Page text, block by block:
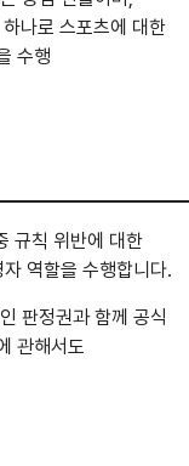
나로 스포츠에 대한
수행
규칙 위반에 대한
역할을 수행합니다.
판정권과 함께 공식
관해서도